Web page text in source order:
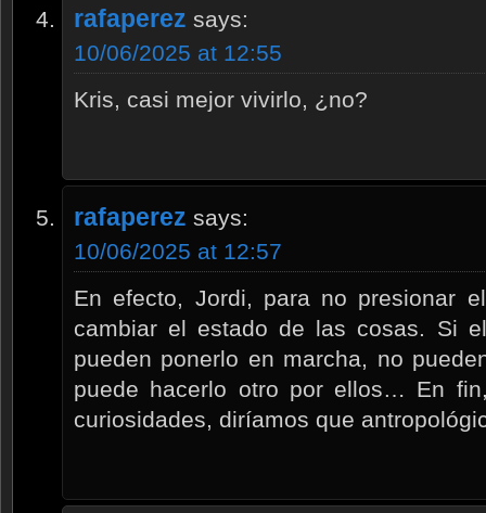
rafaperez says:
10/06/2025 at 12:55
Kris, casi mejor vivirlo, ¿no?
rafaperez says:
10/06/2025 at 12:57
En efecto, Jordi, para no presionar
cambiar el estado de las cosas. Si
pueden ponerlo en marcha, no
puede hacerlo otro por ellos… En
curiosidades, diríamos que